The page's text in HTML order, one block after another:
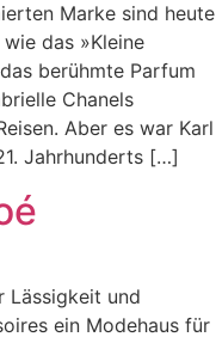
Marke sind heute
das »Kleine
berühmte Parfum
Chanels
Aber es war Karl
Jahrhunderts […]
Lässigkeit und
ein Modehaus für